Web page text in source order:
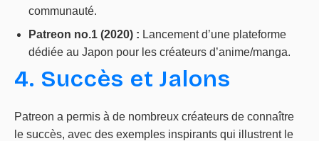
communauté.
Patreon no.1 (2020) : Lancement d’une plateforme
dédiée au Japon pour les créateurs d’anime/manga.
4. Succès et Jalons
Patreon a permis à de nombreux créateurs de connaître
le succès, avec des exemples inspirants qui illustrent le